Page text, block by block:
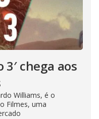
3′ chega aos
Williams, é o
Filmes, uma